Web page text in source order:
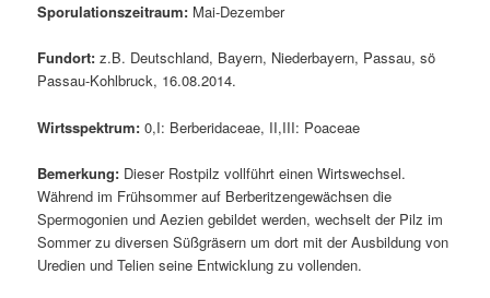
Sporulationszeitraum: Mai-Dezember
Fundort: z.B. Deutschland, Bayern, Niederbayern, Passau, sö
Passau-Kohlbruck, 16.08.2014.
Wirtsspektrum:0,I: Berberidaceae, II,III: Poaceae
Bemerkung: Dieser Rostpilz vollführt einen Wirtswechsel.
Während im Frühsommer auf Berberitzengewächsen die
Spermogonien und Aezien gebildet werden, wechselt der Pilz im
Sommer zu diversen Süßgräsern um dort mit der Ausbildung von
Uredien und Telien seine Entwicklung zu vollenden.